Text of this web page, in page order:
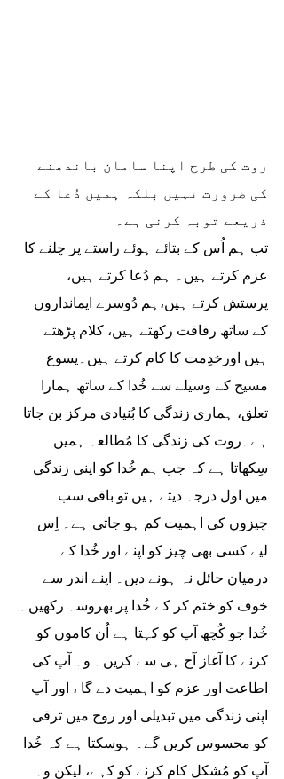
روت کی طرح اپنا سامان باندھنے
کی ضرورت نہیں بلکہ ہمیں دُعا کے
ذریعے توبہ کرنی ہے۔
تب ہم اُس کے بتائے ہوئے راستے پر چلنے کا
عزم کرتے ہیں۔ ہم دُعا کرتے ہیں،
پرستش کرتے ہیں،ہم دُوسرے ایمانداروں
کے ساتھ رفاقت رکھتے ہیں، کلام پڑھتے
ہیں اورخدِمت کا کام کرتے ہیں۔یسوع
مسیح کے وسیلے سے خُدا کے ساتھ ہمارا
تعلق، ہماری زندگی کا بُنیادی مرکز بن جاتا
ہے۔روت کی زندگی کا مُطالعہ ہمیں
سِکھاتا ہے کہ جب ہم خُدا کو اپنی زندگی
میں اول درجہ دیتے ہیں تو باقی سب
چیزوں کی اہمیت کم ہو جاتی ہے۔ اِس
لیے کسی بھی چیز کو اپنے اور خُدا کے
درمیان حائل نہ ہونے دیں۔ اپنے اندر سے
خوف کو ختم کر کے خُدا پر بھروسہ رکھیں۔
خُدا جو کُچھ آپ کو کہتا ہے اُن کاموں کو
کرنے کا آغاز آج ہی سے کریں۔ وہ آپ کی
اطاعت اور عزم کو اہمیت دے گا ، اور آپ
اپنی زندگی میں تبدیلی اور روح میں ترقی
کو محسوس کریں گے۔ ہوسکتا ہے کہ خُدا
آپ کو مُشکل کام کرنے کو کہے، لیکن وہ